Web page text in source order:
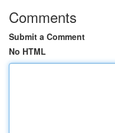
Comments
Submit a Comment
No HTML